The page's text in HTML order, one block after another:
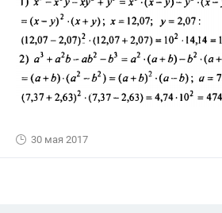
30 мая 2017